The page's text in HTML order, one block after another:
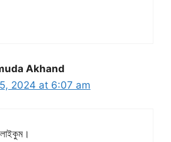
Akhand
2024 at 6:07 am